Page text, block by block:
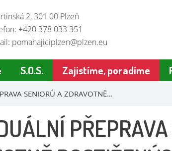
2, 301 00 Plzeň
+420 378 033 351
pomahajiciplzen@plzen.eu
S.O.S. Zajistíme, poradíme
SENIORŮ A ZDRAVOTNĚ…